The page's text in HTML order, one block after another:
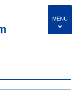
MENU
4